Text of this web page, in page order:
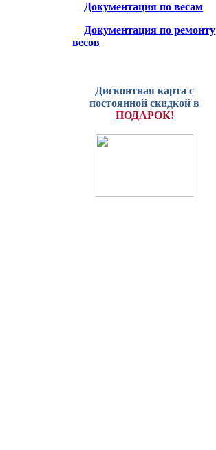
Документация по весам
Документация по ремонту
весов
Дисконтная карта с
постоянной скидкой в
ПОДАРОК!